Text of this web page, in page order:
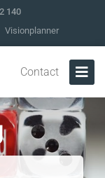
140
Visionplanner
Contact